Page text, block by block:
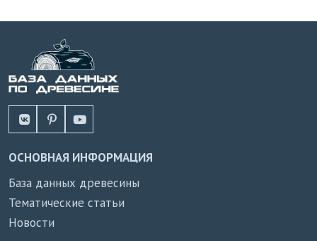
ОСНОВНАЯ ИНФОРМАЦИЯ
База данных древесины
Тематические статьи
Новости